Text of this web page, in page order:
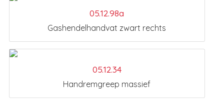
05.12.98a
Gashendelhandvat zwart rechts
05.12.34
Handremgreep massief